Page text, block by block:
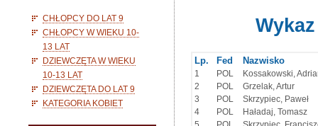
CHŁOPCY DO LAT 9
CHŁOPCY W WIEKU 10-
13 LAT
DZIEWCZĘTA W WIEKU
10-13 LAT
DZIEWCZĘTA DO LAT 9
KATEGORIA KOBIET